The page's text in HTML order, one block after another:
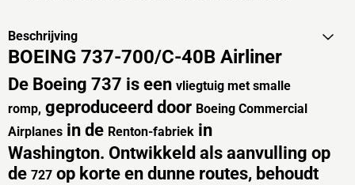
Beschrijving
BOEING 737-700/C-40B Airliner
De Boeing 737 is een vliegtuig met smalle
romp, geproduceerd door Boeing Commercial
Airplanes in de Renton-fabriek in
Washington. Ontwikkeld als aanvulling op
de 727 op korte en dunne routes, behoudt